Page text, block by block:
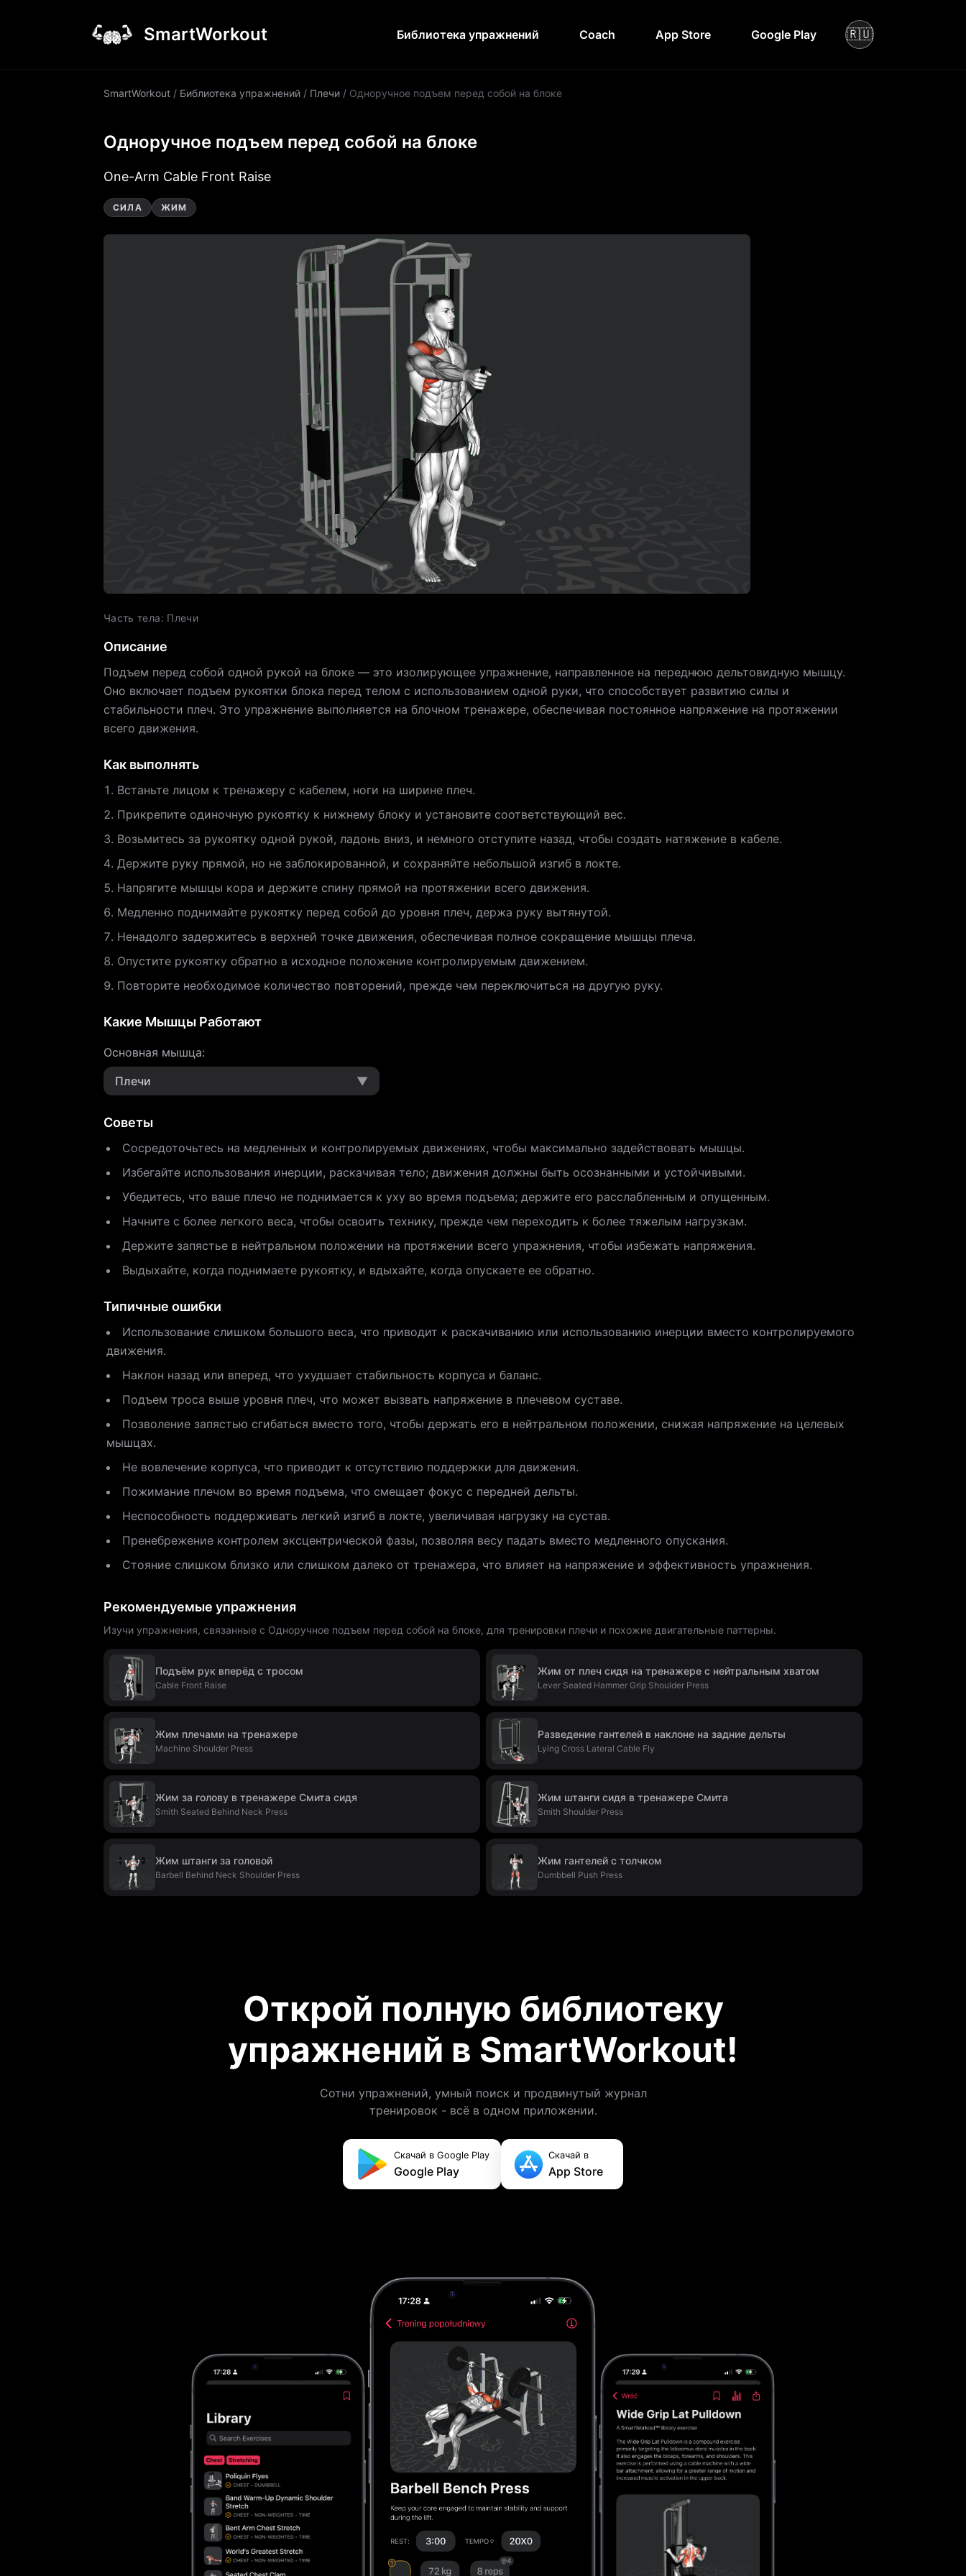
SmartWorkout Библиотека упражнений Coach App Store Google Play 🇷🇺
SmartWorkout / Библиотека упражнений / Плечи / Одноручное подъем перед собой на блоке
Одноручное подъем перед собой на блоке
One-Arm Cable Front Raise
СИЛА ЖИМ
Часть тела: Плечи
Описание
Подъем перед собой одной рукой на блоке — это изолирующее упражнение, направленное на переднюю дельтовидную мышцу.
Оно включает подъем рукоятки блока перед телом с использованием одной руки, что способствует развитию силы и
стабильности плеч. Это упражнение выполняется на блочном тренажере, обеспечивая постоянное напряжение на протяжении
всего движения.
Как выполнять
Встаньте лицом к тренажеру с кабелем, ноги на ширине плеч.
Прикрепите одиночную рукоятку к нижнему блоку и установите соответствующий вес.
Возьмитесь за рукоятку одной рукой, ладонь вниз, и немного отступите назад, чтобы создать натяжение в кабеле.
Держите руку прямой, но не заблокированной, и сохраняйте небольшой изгиб в локте.
Напрягите мышцы кора и держите спину прямой на протяжении всего движения.
Медленно поднимайте рукоятку перед собой до уровня плеч, держа руку вытянутой.
Ненадолго задержитесь в верхней точке движения, обеспечивая полное сокращение мышцы плеча.
Опустите рукоятку обратно в исходное положение контролируемым движением.
Повторите необходимое количество повторений, прежде чем переключиться на другую руку.
Какие Мышцы Работают
Основная мышца:
Плечи
▼
Советы
Сосредоточьтесь на медленных и контролируемых движениях, чтобы максимально задействовать мышцы.
Избегайте использования инерции, раскачивая тело; движения должны быть осознанными и устойчивыми.
Убедитесь, что ваше плечо не поднимается к уху во время подъема; держите его расслабленным и опущенным.
Начните с более легкого веса, чтобы освоить технику, прежде чем переходить к более тяжелым нагрузкам.
Держите запястье в нейтральном положении на протяжении всего упражнения, чтобы избежать напряжения.
Выдыхайте, когда поднимаете рукоятку, и вдыхайте, когда опускаете ее обратно.
Типичные ошибки
Использование слишком большого веса, что приводит к раскачиванию или использованию инерции вместо контролируемого
движения.
Наклон назад или вперед, что ухудшает стабильность корпуса и баланс.
Подъем троса выше уровня плеч, что может вызвать напряжение в плечевом суставе.
Позволение запястью сгибаться вместо того, чтобы держать его в нейтральном положении, снижая напряжение на целевых
мышцах.
Не вовлечение корпуса, что приводит к отсутствию поддержки для движения.
Пожимание плечом во время подъема, что смещает фокус с передней дельты.
Неспособность поддерживать легкий изгиб в локте, увеличивая нагрузку на сустав.
Пренебрежение контролем эксцентрической фазы, позволяя весу падать вместо медленного опускания.
Стояние слишком близко или слишком далеко от тренажера, что влияет на напряжение и эффективность упражнения.
Рекомендуемые упражнения
Изучи упражнения, связанные с Одноручное подъем перед собой на блоке, для тренировки плечи и похожие двигательные паттерны.
Подъём рук вперёд с тросом
Cable Front Raise
Жим от плеч сидя на тренажере с нейтральным хватом
Lever Seated Hammer Grip Shoulder Press
Жим плечами на тренажере
Machine Shoulder Press
Разведение гантелей в наклоне на задние дельты
Lying Cross Lateral Cable Fly
Жим за голову в тренажере Смита сидя
Smith Seated Behind Neck Press
Жим штанги сидя в тренажере Смита
Smith Shoulder Press
Жим штанги за головой
Barbell Behind Neck Shoulder Press
Жим гантелей с толчком
Dumbbell Push Press
Открой полную библиотеку
упражнений в SmartWorkout!
Сотни упражнений, умный поиск и продвинутый журнал
тренировок - всё в одном приложении.
Скачай в Google Play
Google Play
Скачай в
App Store